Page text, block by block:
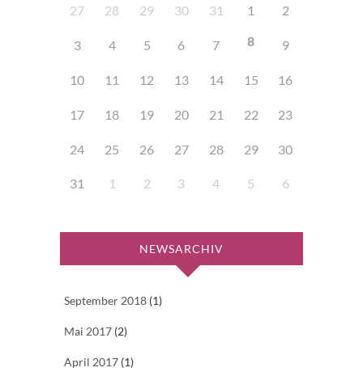
27 28 29 30 31 1 2
3 4 5 6 7 8 9
10 11 12 13 14 15 16
17 18 19 20 21 22 23
24 25 26 27 28 29 30
31 1 2 3 4 5 6
NEWSARCHIV
September 2018 (1)
Mai 2017 (2)
April 2017 (1)